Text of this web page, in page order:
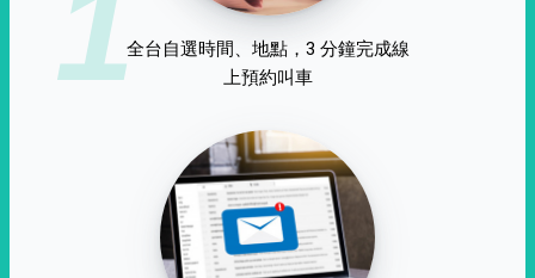
全台自選時間、地點，3 分鐘完成線
上預約叫車